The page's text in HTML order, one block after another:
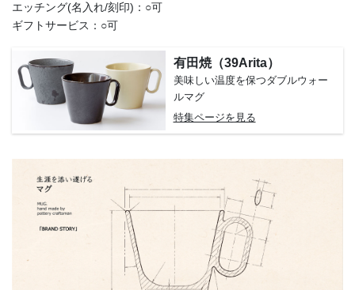
エッチング(名入れ/刻印)：○可
ギフトサービス：○可
有田焼（39Arita）
美味しい温度を保つダブルウォー
ルマグ
特集ページを見る